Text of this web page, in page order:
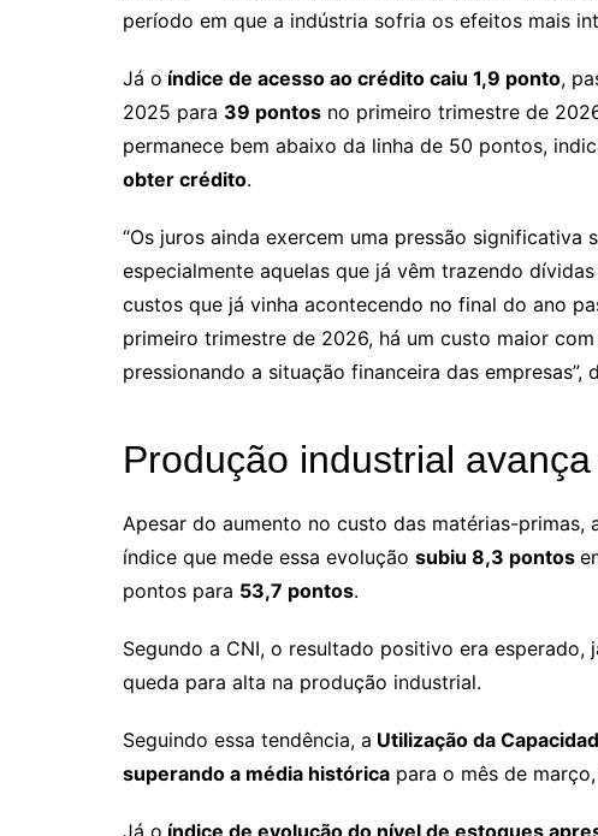
período em que a indústria sofria os efeitos mais
Já o índice de acesso ao crédito caiu 1,9 ponto,
2025 para 39 pontos no primeiro trimestre de
permanece bem abaixo da linha de 50 pontos,
obter crédito.
“Os juros ainda exercem uma pressão significativa
especialmente aquelas que já vêm trazendo
custos que já vinha acontecendo no final do ano
primeiro trimestre de 2026, há um custo maior
pressionando a situação financeira das empresas”,
Produção industrial
Apesar do aumento no custo das matérias-primas,
índice que mede essa evolução subiu 8,3 pontos
pontos para 53,7 pontos.
Segundo a CNI, o resultado positivo era
queda para alta na produção industrial.
Seguindo essa tendência, a Utilização da
superando a média histórica para o mês de
Já o índice de evolução do nível de estoques